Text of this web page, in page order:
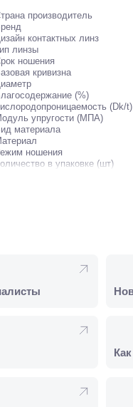
производитель
контактных линз
линзы
ношения
кривизна
(%)
(Dk/t)
упругости (МПА)
материала
ношения
в упаковке (шт)